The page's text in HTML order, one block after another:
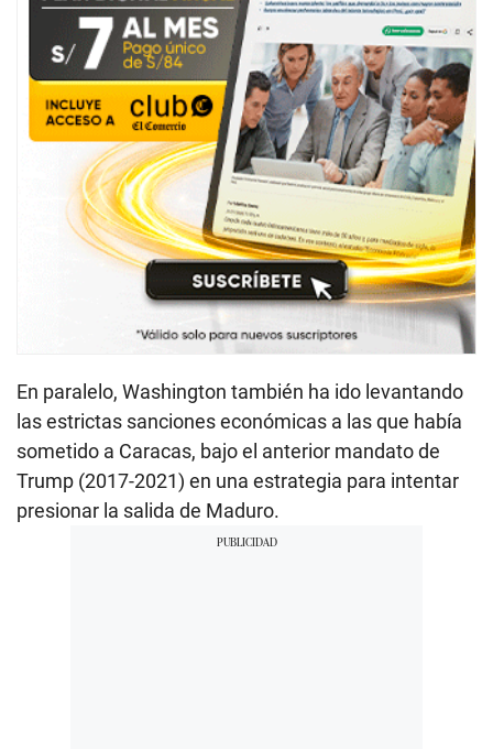
En paralelo, Washington también ha ido levantando
las estrictas sanciones económicas a las que había
sometido a Caracas, bajo el anterior mandato de
Trump (2017-2021) en una estrategia para intentar
presionar la salida de Maduro.